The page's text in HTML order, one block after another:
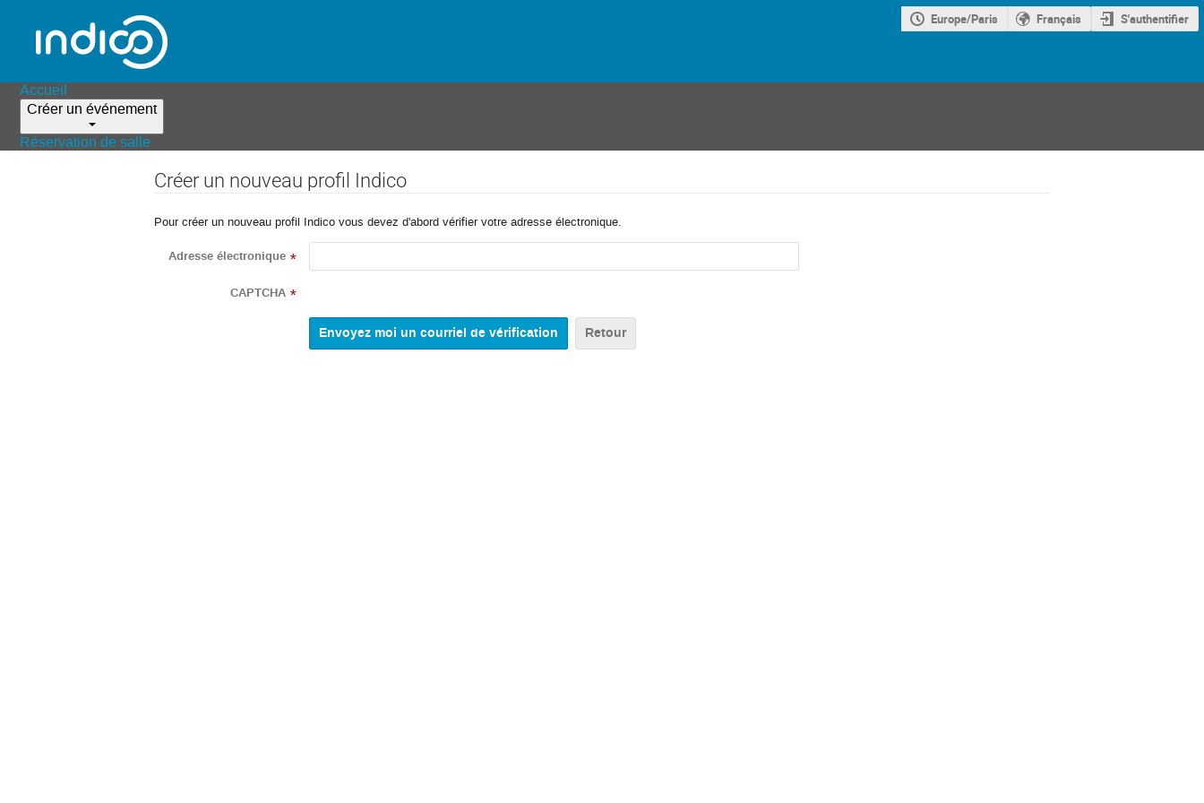
Europe/Paris Français S'authentifier
Accueil
Créer un événement
Réservation de salle
Créer un nouveau profil Indico
Pour créer un nouveau profil Indico vous devez d'abord vérifier votre adresse électronique.
Adresse électronique *
CAPTCHA *
Retour